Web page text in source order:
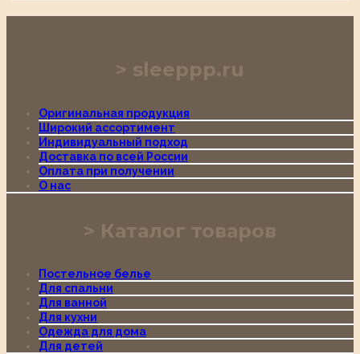
sleeppp.ru
Оригинальная продукция
Широкий ассортимент
Индивидуальный подход
Доставка по всей России
Оплата при получении
О нас
Каталог товаров
Постельное белье
Для спальни
Для ванной
Для кухни
Одежда для дома
Для детей